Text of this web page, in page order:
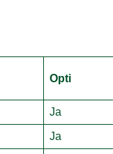
Opti
Ja
Ja